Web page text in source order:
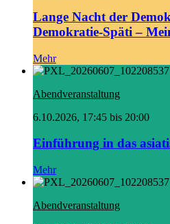
Lange Nacht der
Demokratie-Späti –
Mehr
Abendveranstaltung
6.10.2026, 17:45 bis 20:00
Einführung in das
Mehr
Abendveranstaltung